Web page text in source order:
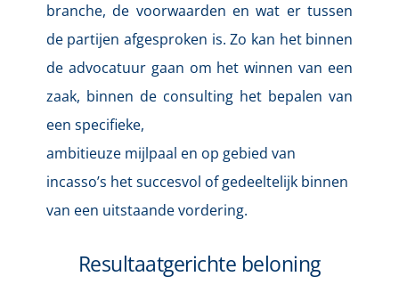
branche, de voorwaarden en wat er tussen
de partijen afgesproken is. Zo kan het binnen
de advocatuur gaan om het winnen van een
zaak, binnen de consulting het bepalen van
een specifieke,
ambitieuze mijlpaal en op gebied van
incasso’s het succesvol of gedeeltelijk binnen
van een uitstaande vordering.
Resultaatgerichte beloning